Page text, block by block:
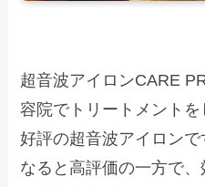
超音波アイロンCARE
容院でトリートメント
好評の超音波アイロン
なると高評価の一方で